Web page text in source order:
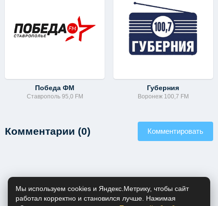
Победа ФМ
Ставрополь 95,0 FM
Губерния
Воронеж 100,7 FM
Комментарии (0) Комментировать
Мы используем cookies и Яндекс.Метрику, чтобы сайт
работал корректно и становился лучше. Нажимая